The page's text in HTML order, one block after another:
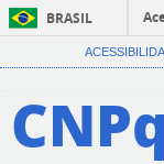
BRASIL
CNPq